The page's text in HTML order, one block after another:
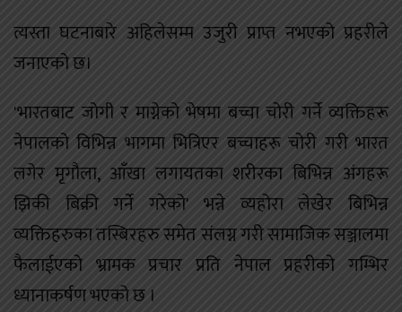
त्यस्ता घटनाबारे अहिलेसम्म उजुरी प्राप्त नभएको प्रहरीले
जनाएको छ।
'भारतबाट जोगी र माग्नेको भेषमा बच्चा चोरी गर्ने व्यक्तिहरू
नेपालको विभिन्न भागमा भित्रिएर बच्चाहरू चोरी गरी भारत
लगेर मृगौला, आँखा लगायतका शरीरका बिभिन्न अंगहरू
झिकी बिक्री गर्ने गरेको' भन्ने व्यहोरा लेखेर बिभिन्न
व्यक्तिहरुका तस्बिरहरु समेत संलग्न गरी सामाजिक सञ्जालमा
फैलाईएको भ्रामक प्रचार प्रति नेपाल प्रहरीको गम्भिर
ध्यानाकर्षण भएको छ ।